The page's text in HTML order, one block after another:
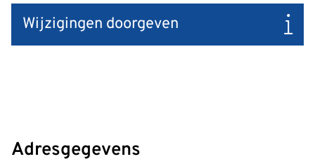
Wijzigingen doorgeven
Adresgegevens